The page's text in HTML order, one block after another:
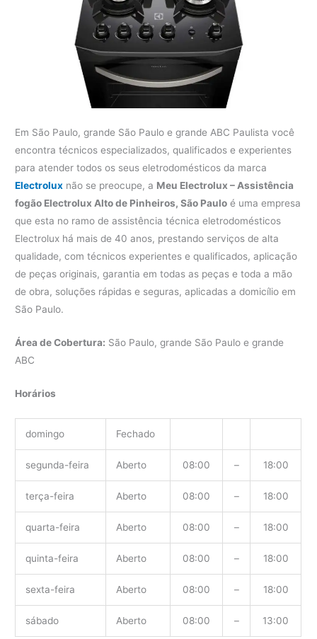
Em São Paulo, grande São Paulo e grande ABC Paulista você
encontra técnicos especializados, qualificados e experientes
para atender todos os seus eletrodomésticos da marca
Electrolux não se preocupe, a Meu Electrolux – Assistência
fogão Electrolux Alto de Pinheiros, São Paulo é uma empresa
que esta no ramo de assistência técnica eletrodomésticos
Electrolux há mais de 40 anos, prestando serviços de alta
qualidade, com técnicos experientes e qualificados, aplicação
de peças originais, garantia em todas as peças e toda a mão
de obra, soluções rápidas e seguras, aplicadas a domicílio em
São Paulo.
Área de Cobertura: São Paulo, grande São Paulo e grande
ABC
Horários
domingo Fechado
segunda-feira Aberto 08:00 – 18:00
terça-feira Aberto 08:00 – 18:00
quarta-feira Aberto 08:00 – 18:00
quinta-feira Aberto 08:00 – 18:00
sexta-feira Aberto 08:00 – 18:00
sábado Aberto 08:00 – 13:00